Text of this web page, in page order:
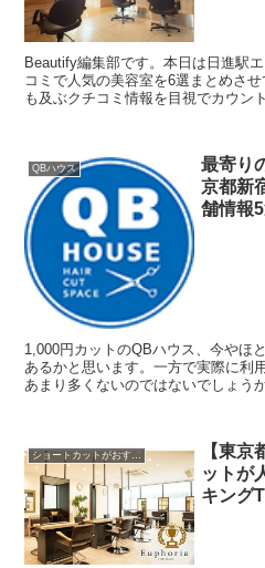
Beautify編集部です。本日は日進駅
コミで人気の美容室を6選まとめさ
も及ぶクチコミ情報を目視でカウン
QBハウス
最寄り
京都新
舗情報
1,000円カットのQBハウス、今やほ
あるかと思います。一方で実際に利
あまり多くないのではないでしょう
【東京
ットが
キング